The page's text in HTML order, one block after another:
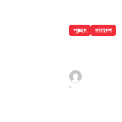
প্রচ্ছদ সারাদেশ
মৃত্যু